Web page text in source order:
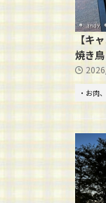
【キ
焼き
・お肉